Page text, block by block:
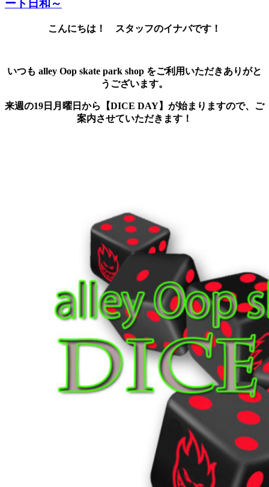
ート日和～
こんにちは！ スタッフのイナバです！
いつも alley Oop skate park shop をご利用いただきありがと
うございます。
来週の19日月曜日から【DICE DAY】が始まりますので、ご
案内させていただきます！